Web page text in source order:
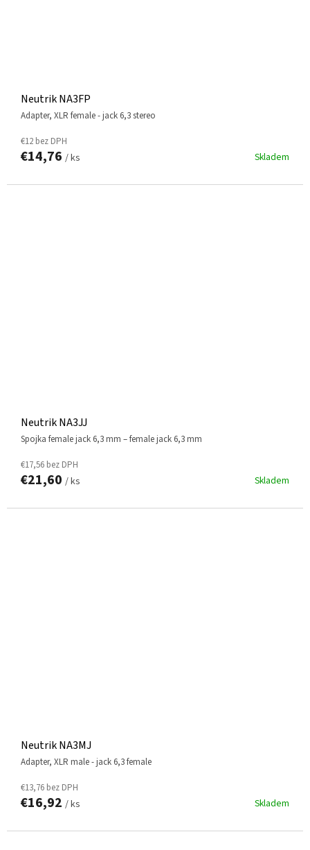
Neutrik NA3FP
adapter, XLR female - jack 6,3 stereo
Skladem
€12 bez DPH
€14,76 / ks
Neutrik NA3JJ
Spojka female jack 6,3 mm – female jack 6,3 mm
Skladem
€17,56 bez DPH
€21,60 / ks
Neutrik NA3MJ
adapter, XLR male - jack 6,3 female
Skladem
€13,76 bez DPH
€16,92 / ks